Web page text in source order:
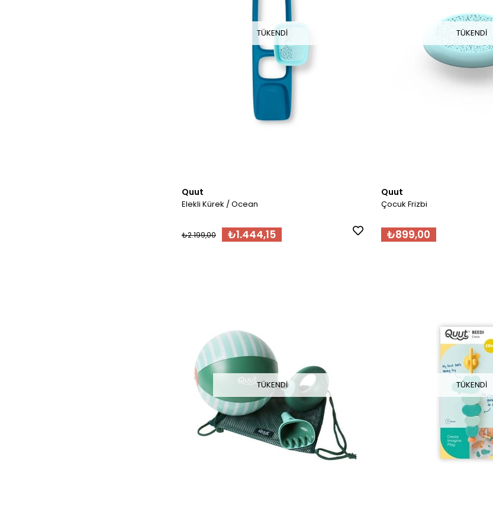
TÜKENDI
Quut
Elekli Kürek / Ocean
₺1.444,15
₺2.199,00
TÜKENDI
Quut
Çocuk Frizbi
₺899,00
TÜKENDI TÜKENDI